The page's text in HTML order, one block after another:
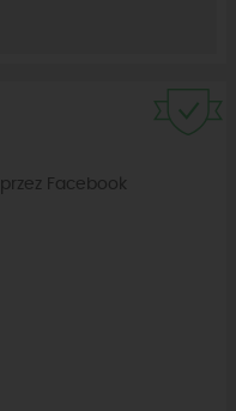
Facebook